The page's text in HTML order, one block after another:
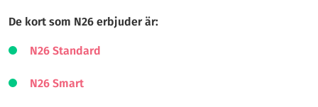
siktar på att ge dig tydliga och ärliga jämförelser av alla
svenska kreditkort. Hos kreditkort.com är vårt mål att
göra kloka val som passar just din ekonomi.
De kort som N26 erbjuder är:
N26 Standard
N26 Smart